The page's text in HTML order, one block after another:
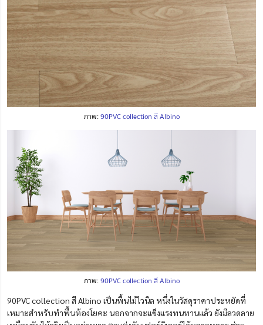
ภาพ:90PVC collection สี Albino
ภาพ:90PVC collection สี Albino
90PVC collection สี Albino เป็นพื้นไม้ไวนิล หนึ่งในวัสดุราคาประหยัดที่
เหมาะสำหรับทำพื้นห้องโยคะ นอกจากจะแข็งแรงทนทานแล้ว ยังมีลวดลาย